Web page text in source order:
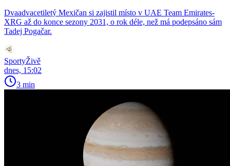
Dvaadvacetiletý Mexičan si zajistil místo v UAE Team Emirates-
XRG až do konce sezony 2031, o rok déle, než má podepsáno sám
Tadej Pogačar.
SportyŽivě
dnes, 15:02
3 min